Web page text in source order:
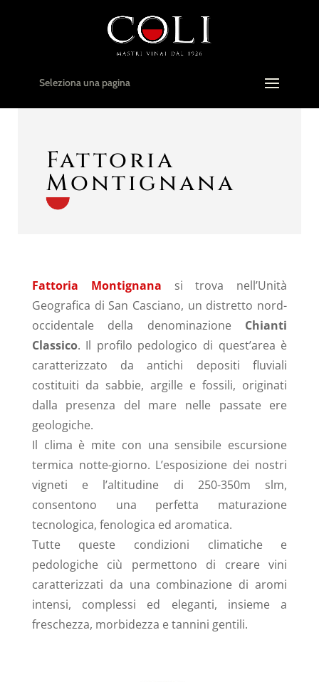
Seleziona una pagina
Fattoria
Montignana
Fattoria Montignana si trova nell’Unità
Geografica di San Casciano, un distretto nord-
occidentale della denominazione Chianti
Classico. Il profilo pedologico di quest’area è
caratterizzato da antichi depositi fluviali
costituiti da sabbie, argille e fossili, originati
dalla presenza del mare nelle passate ere
geologiche.
Il clima è mite con una sensibile escursione
termica notte-giorno. L’esposizione dei nostri
vigneti e l’altitudine di 250-350m slm,
consentono una perfetta maturazione
tecnologica, fenologica ed aromatica.
Tutte queste condizioni climatiche e
pedologiche ciù permettono di creare vini
caratterizzati da una combinazione di aromi
intensi, complessi ed eleganti, insieme a
freschezza, morbidezza e tannini gentili.